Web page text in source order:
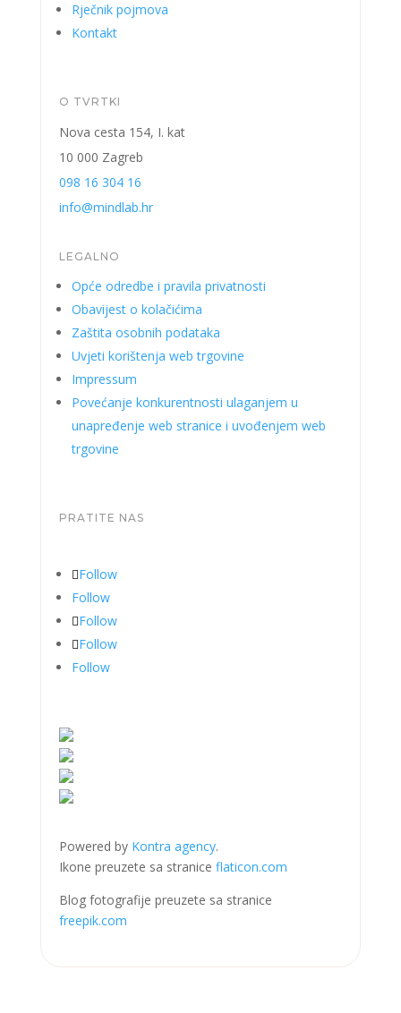
Rječnik pojmova
Kontakt
O TVRTKI
Nova cesta 154, I. kat
10 000 Zagreb
098 16 304 16
info@mindlab.hr
LEGALNO
Opće odredbe i pravila privatnosti
Obavijest o kolačićima
Zaštita osobnih podataka
Uvjeti korištenja web trgovine
Impressum
Povećanje konkurentnosti ulaganjem u
unapređenje web stranice i uvođenjem web
trgovine
PRATITE NAS
Follow
Follow
Follow
Follow
Follow
Powered byKontra agency.
Ikone preuzete sa stranice flaticon.com
Blog fotografije preuzete sa stranice
freepik.com